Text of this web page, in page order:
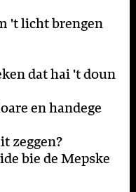
't licht brengen
dat hai 't doun
en handege
zeggen?
bie de Mepske